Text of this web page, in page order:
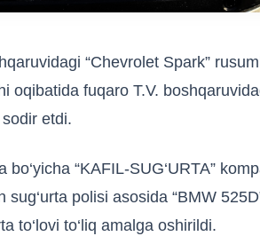
“Chevrolet Spark”
oqibatida fuqaro T.V.
sodir etdi.
bo‘yicha “KAFIL-SUG‘URTA”
sug‘urta polisi asosida “BMW
to‘lovi to‘liq amalga oshirildi.